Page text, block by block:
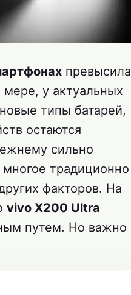
превысила
у актуальных
типы батарей,
остаются
сильно
традиционно
факторов. На
vivo X200 Ultra
путем. Но важно